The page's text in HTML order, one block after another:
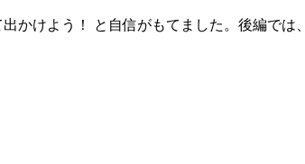
かけよう！ と自信がもてました。後編では